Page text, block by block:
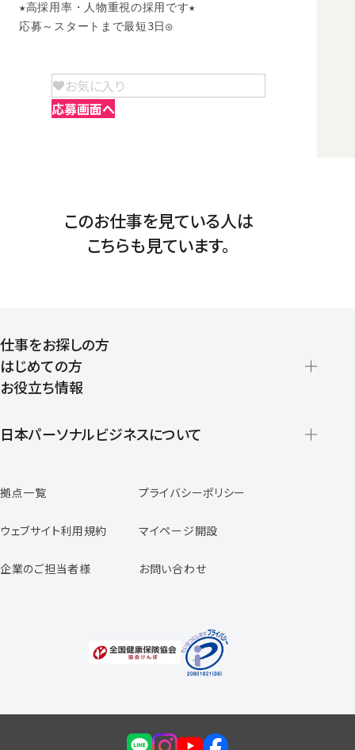
★高採用率・人物重視の採用です★
応募～スタートまで最短3日◎
お気に入り
応募画面へ
このお仕事を見ている人は
こちらも見ています。
仕事をお探しの方
はじめての方
登録から就業開始までの流れ
お役立ち情報
日本パーソナルビジネスについて
スタッフの声
専任コンサルタントの声
福利厚生のご案内
拠点一覧 プライバシーポリシー
ウェブサイト利用規約 マイページ開設
企業のご担当者様 お問い合わせ